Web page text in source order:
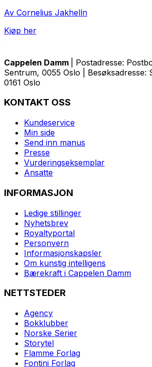
Av Cornelius Jakhelln
Kjøp her
Cappelen Damm
| Postadresse:
Sentrum, 0055 Oslo | Besøksadresse:
0161 Oslo
KONTAKT OSS
Kundeservice
Min side
Send inn manus
Presse
Vurderingseksemplar
Ansatte
INFORMASJON
Ledige stillinger
Nyhetsbrev
Royaltyportal
Personvern
Informasjonskapsler
Om kunstig intelligens
Bærekraft i Cappelen Damm
NETTSTEDER
Agency
Bokklubber
Norske Serier
Storytel
Flamme Forlag
Fontini Forlag